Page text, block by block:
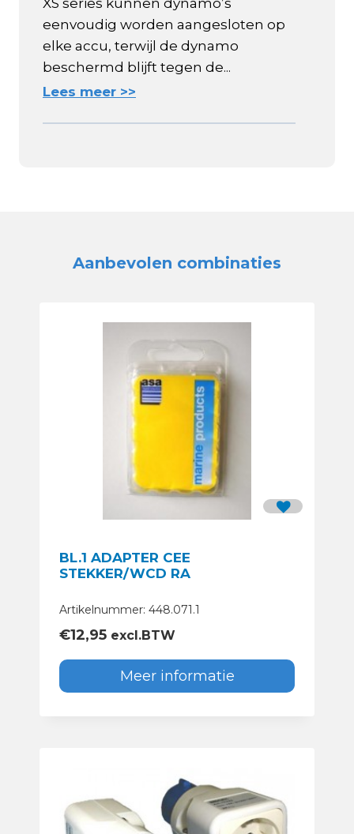
XS series kunnen dynamo’s
eenvoudig worden aangesloten op
elke accu, terwijl de dynamo
beschermd blijft tegen de...
Lees meer >>
Aanbevolen combinaties
BL.1 ADAPTER CEE
STEKKER/WCD RA
Artikelnummer: 448.071.1
€12,95 excl.BTW
Meer informatie